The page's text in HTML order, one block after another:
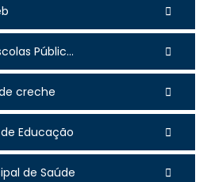
Públic...
creche
Educação
de Saúde